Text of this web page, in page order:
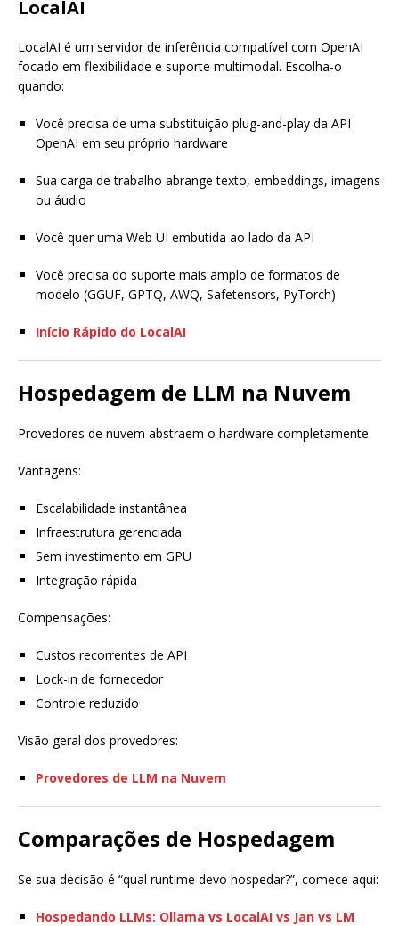
LocalAI
LocalAI é um servidor de inferência compatível com OpenAI
focado em flexibilidade e suporte multimodal. Escolha-o
quando:
Você precisa de uma substituição plug-and-play da API
OpenAI em seu próprio hardware
Sua carga de trabalho abrange texto, embeddings, imagens
ou áudio
Você quer uma Web UI embutida ao lado da API
Você precisa do suporte mais amplo de formatos de
modelo (GGUF, GPTQ, AWQ, Safetensors, PyTorch)
Início Rápido do LocalAI
Hospedagem de LLM na Nuvem
Provedores de nuvem abstraem o hardware completamente.
Vantagens:
Escalabilidade instantânea
Infraestrutura gerenciada
Sem investimento em GPU
Integração rápida
Compensações:
Custos recorrentes de API
Lock-in de fornecedor
Controle reduzido
Visão geral dos provedores:
Provedores de LLM na Nuvem
Comparações de Hospedagem
Se sua decisão é “qual runtime devo hospedar?”, comece aqui:
Hospedando LLMs: Ollama vs LocalAI vs Jan vs LM